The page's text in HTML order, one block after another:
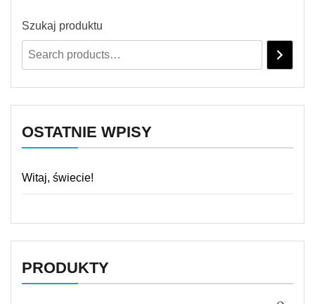
Szukaj produktu
OSTATNIE WPISY
Witaj, świecie!
PRODUKTY